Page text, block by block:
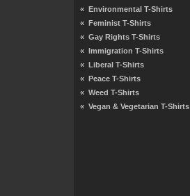
« Environmental T-Shirts
« Feminist T-Shirts
« Gay Rights T-Shirts
« Immigration T-Shirts
« Liberal T-Shirts
« Peace T-Shirts
« Weed T-Shirts
« Vegan & Vegetarian T-Shirts